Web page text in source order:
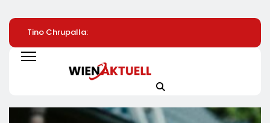
Tino Chrupalla:
Steuern Auf Strom
Und Energie Senken
Innovationsrats Für
Tineco FLOOR